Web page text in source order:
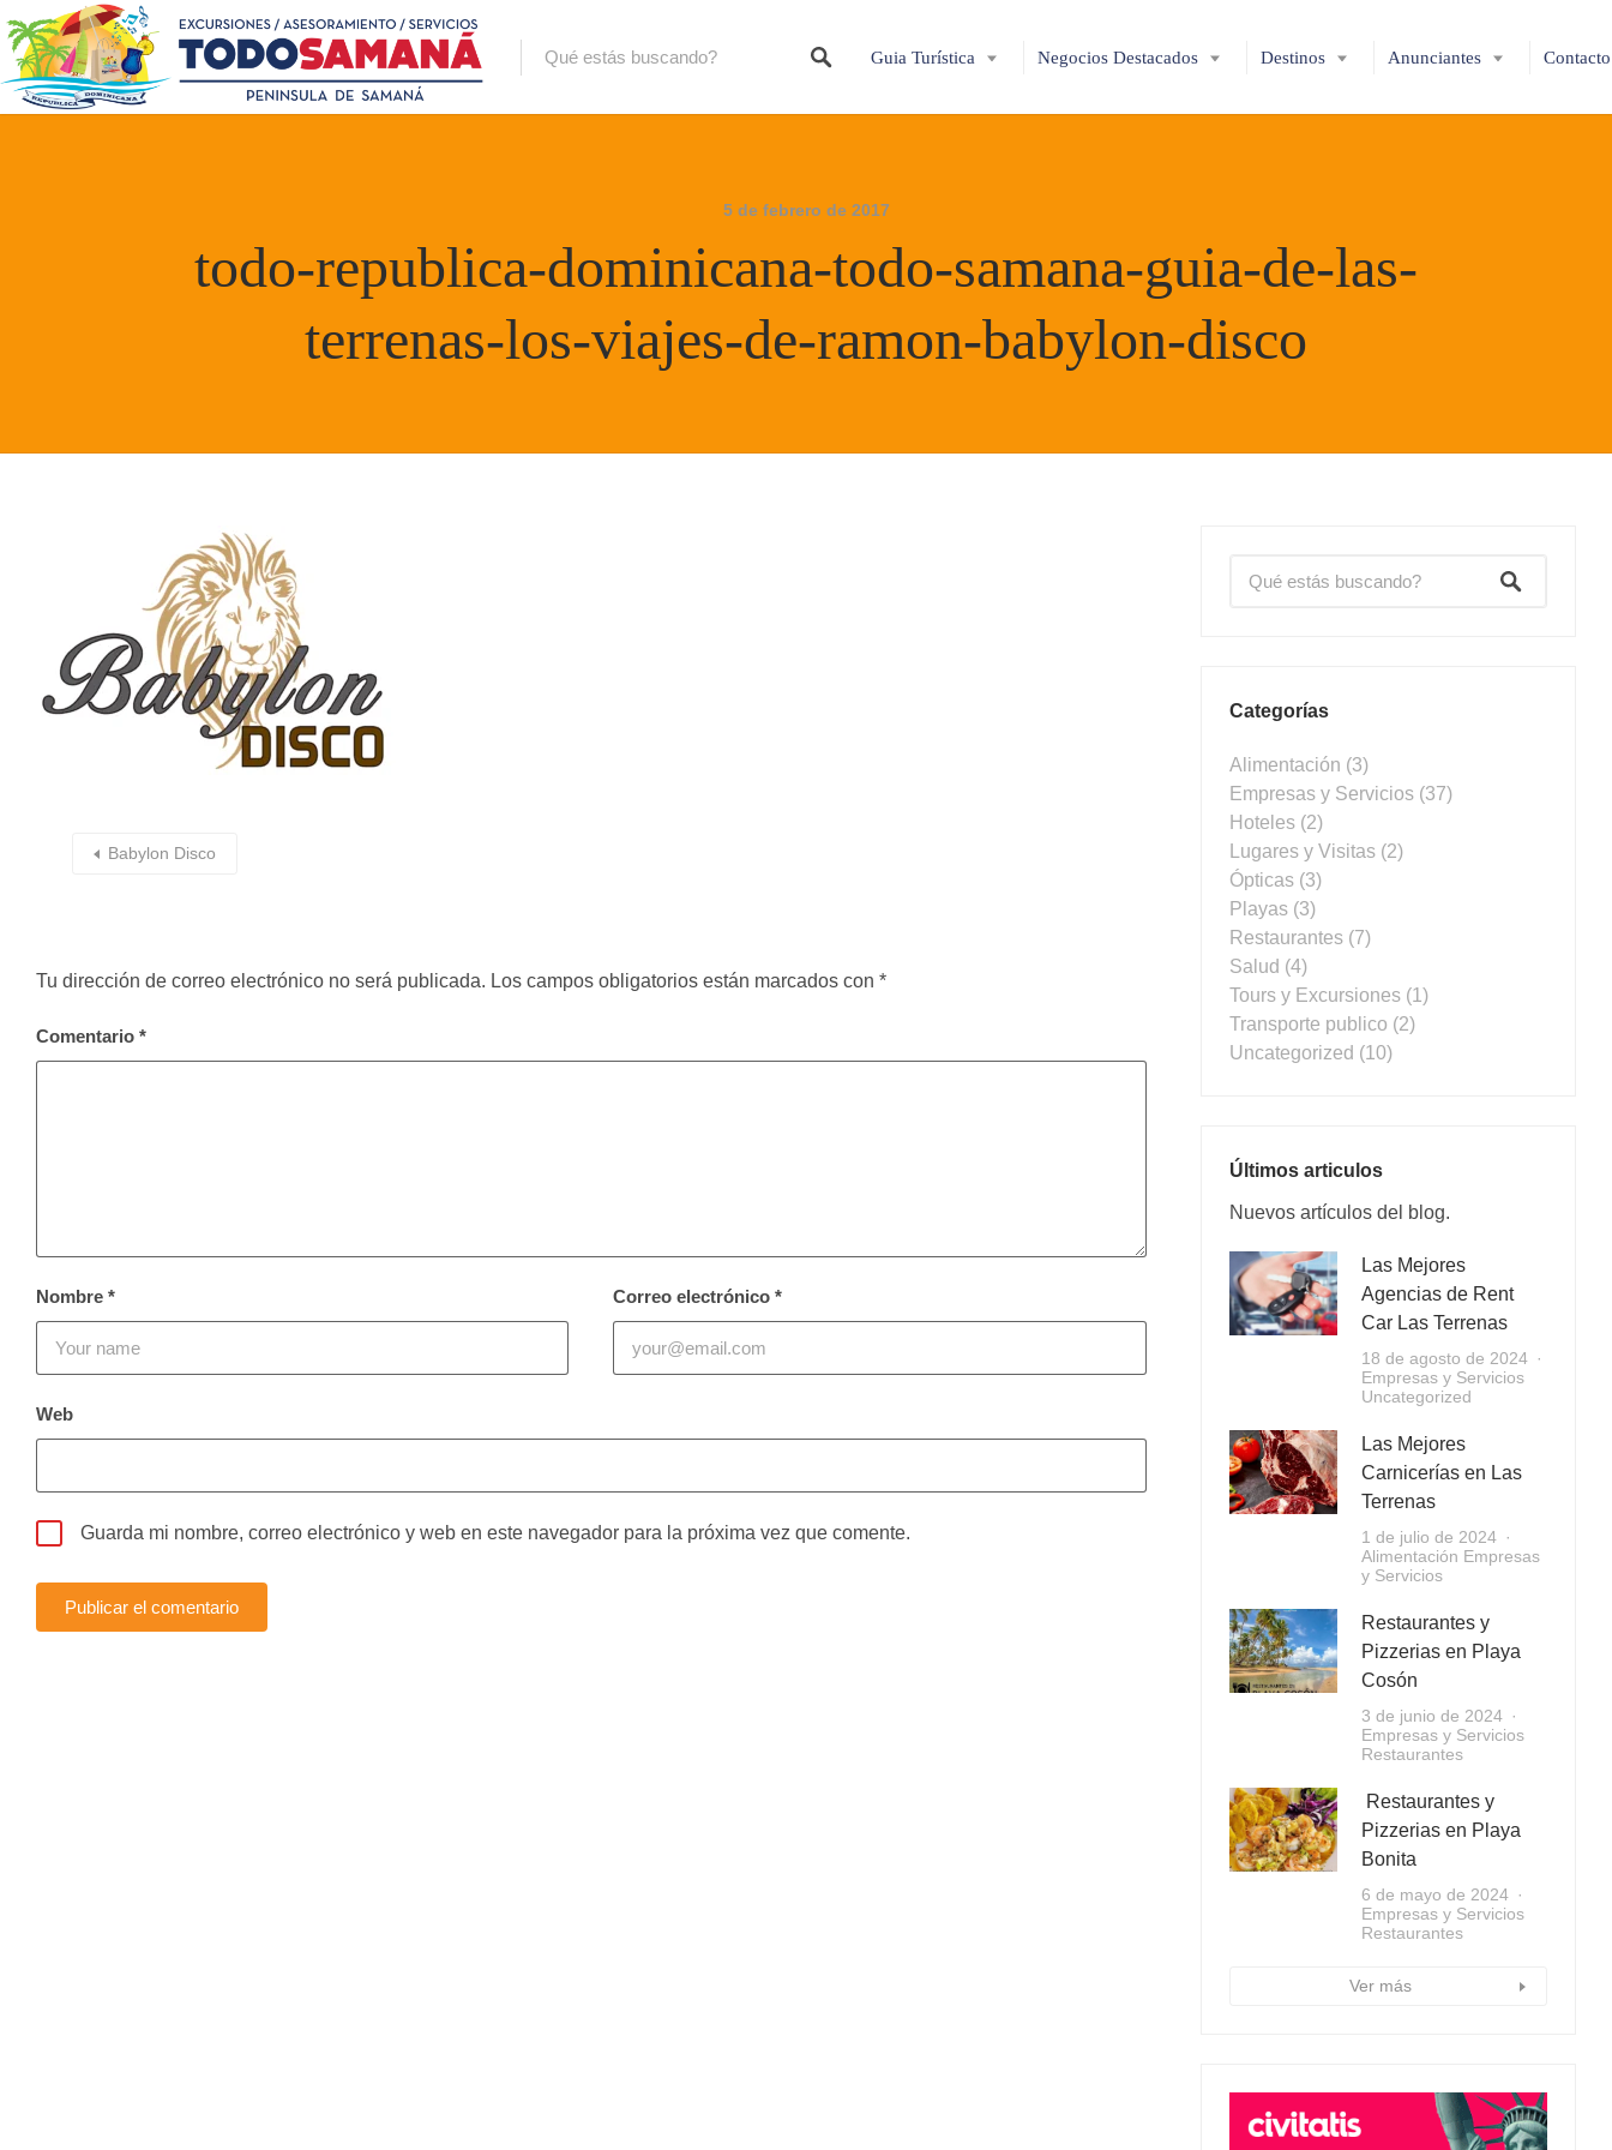
Guia Turística Negocios Destacados Destinos Anunciantes
Reservas
Contacto
5 de febrero de 2017
todo-republica-dominicana-todo-samana-guia-de-las-
terrenas-los-viajes-de-ramon-babylon-disco
Babylon Disco
Tu dirección de correo electrónico no será publicada. Los campos obligatorios están marcados con *
Comentario *
Nombre * Correo electrónico*
Web
Guarda mi nombre, correo electrónico y web en este navegador para la próxima vez que comente.
Categorías
Alimentación (3)
Empresas y Servicios(37)
Hoteles(2)
Lugares y Visitas(2)
Ópticas(3)
Playas(3)
Restaurantes(7)
Salud (4)
Tours y Excursiones(1)
Transporte publico (2)
Uncategorized (10)
Últimos articulos
Nuevos artículos del blog.
Las Mejores
Agencias de Rent
Car Las Terrenas
18 de agosto de 2024
Empresas y Servicios
Uncategorized
Las Mejores
Carnicerías en Las
Terrenas
1 de julio de 2024
Alimentación Empresas
y Servicios
Restaurantes y
Pizzerias en Playa
Cosón
3 de junio de 2024
Empresas y Servicios
Restaurantes
Restaurantes y
Pizzerias en Playa
Bonita
6 de mayo de 2024
Empresas y Servicios
Restaurantes
Ver más